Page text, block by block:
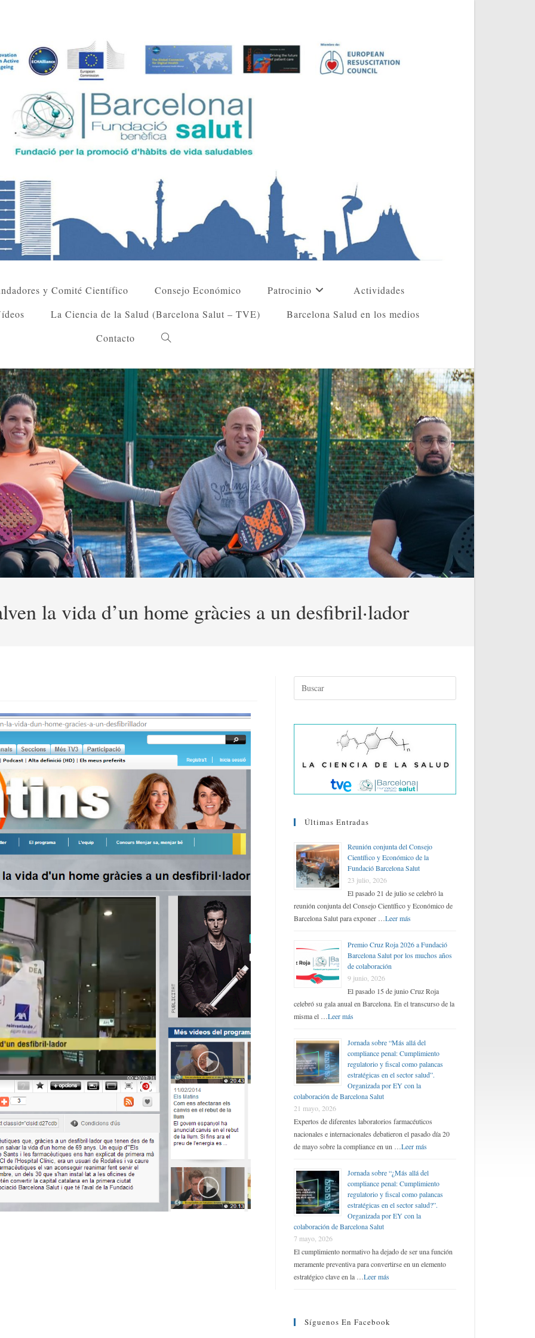
y Comité Científico Consejo Económico Patrocinio
Actividades
La Ciencia de la Salud (Barcelona Salut – TVE)
Barcelona Salud en los medios
Contacto
Alternar
de
la
web
la vida d’un home gràcies a un desfibril·lador
Últimas Entradas
Reunión conjunta del Consejo
Científico y Económico de la
Fundació Barcelona Salut
23 julio, 2026
El pasado 21 de julio se celebró la
reunión conjunta del Consejo Científico y Económico de
Barcelona Salut para exponer …Leer más
Premio Cruz Roja 2026 a Fundació
Barcelona Salut por los muchos años
de colaboración
9 junio, 2026
El pasado 15 de junio Cruz Roja
celebró su gala anual en Barcelona. En el transcurso de la
misma el …Leer más
Jornada sobre “Más allá del
compliance penal: Cumplimiento
regulatorio y fiscal como palancas
estratégicas en el sector salud”.
Organizada por EY con la
colaboración de Barcelona Salut
21 mayo, 2026
Expertos de diferentes laboratorios farmacéuticos
nacionales e internacionales debatieron el pasado día 20
de mayo sobre la compliance en un …Leer más
Jornada sobre “¿Más allá del
compliance penal: Cumplimiento
regulatorio y fiscal como palancas
estratégicas en el sector salud?”.
Organizada por EY con la
colaboración de Barcelona Salut
7 mayo, 2026
El cumplimiento normativo ha dejado de ser una función
meramente preventiva para convertirse en un elemento
estratégico clave en la …Leer más
Síguenos En Facebook